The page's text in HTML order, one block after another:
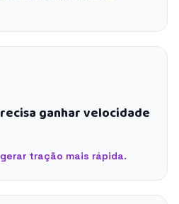
ganhar velocidade
tração mais rápida.